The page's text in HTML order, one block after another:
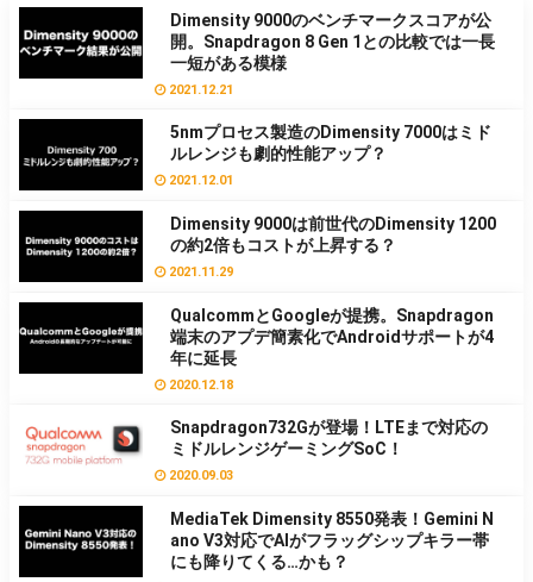
Dimensity 9000のベンチマークスコアが公
開。Snapdragon 8 Gen 1との比較では一長
一短がある模様
2021.12.21
5nmプロセス製造のDimensity 7000はミド
ルレンジも劇的性能アップ？
2021.12.01
Dimensity 9000は前世代のDimensity 1200
の約2倍もコストが上昇する？
2021.11.29
QualcommとGoogleが提携。Snapdragon
端末のアプデ簡素化でAndroidサポートが4
年に延長
2020.12.18
Snapdragon732Gが登場！LTEまで対応の
ミドルレンジゲーミングSoC！
2020.09.03
MediaTek Dimensity 8550発表！Gemini N
ano V3対応でAIがフラッグシップキラー帯
にも降りてくる…かも？